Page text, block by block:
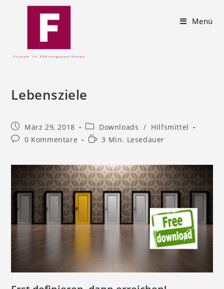
Menü
Lebensziele
März 29, 2018 Downloads / Hilfsmittel
0 Kommentare
3 Min. Lesedauer